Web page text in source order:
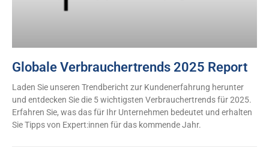
Globale Verbrauchertrends 2025 Report
Laden Sie unseren Trendbericht zur Kundenerfahrung herunter
und entdecken Sie die 5 wichtigsten Verbrauchertrends für 2025.
Erfahren Sie, was das für Ihr Unternehmen bedeutet und erhalten
Sie Tipps von Expert:innen für das kommende Jahr.